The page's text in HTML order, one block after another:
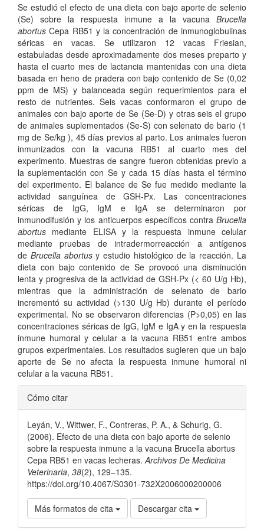
Se estudió el efecto de una dieta con bajo aporte de selenio
(Se) sobre la respuesta inmune a la vacuna Brucella
abortus Cepa RB51 y la concentración de inmunoglobulinas
séricas en vacas. Se utilizaron 12 vacas Friesian,
estabuladas desde aproximadamente dos meses preparto y
hasta el cuarto mes de lactancia mantenidas con una dieta
basada en heno de pradera con bajo contenido de Se (0,02
ppm de MS) y balanceada según requerimientos para el
resto de nutrientes. Seis vacas conformaron el grupo de
animales con bajo aporte de Se (Se-D) y otras seis el grupo
de animales suplementados (Se-S) con selenato de bario (1
mg de Se/kg ), 45 días previos al parto. Los animales fueron
inmunizados con la vacuna RB51 al cuarto mes del
experimento. Muestras de sangre fueron obtenidas previo a
la suplementación con Se y cada 15 días hasta el término
del experimento. El balance de Se fue medido mediante la
actividad sanguínea de GSH-Px. Las concentraciones
séricas de IgG, IgM e IgA se determinaron por
inmunodifusión y los anticuerpos específicos contra Brucella
abortus mediante ELISA y la respuesta inmune celular
mediante pruebas de intradermorreacción a antígenos
de Brucella abortusy estudio histológico de la reacción. La
dieta con bajo contenido de Se provocó una disminución
lenta y progresiva de la actividad de GSH-Px (< 60 U/g Hb),
mientras que la administración de selenato de bario
incrementó su actividad (>130 U/g Hb) durante el período
experimental. No se observaron diferencias (P>0,05) en las
concentraciones séricas de IgG, IgM e IgA y en la respuesta
inmune humoral y celular a la vacuna RB51 entre ambos
grupos experimentales. Los resultados sugieren que un bajo
aporte de Se no afecta la respuesta inmune humoral ni
celular a la vacuna RB51.
Detalles
del
artículo
Cómo citar
Leyán, V., Wittwer, F., Contreras, P. A., & Schurig, G.
(2006). Efecto de una dieta con bajo aporte de selenio
sobre la respuesta inmune a la vacuna Brucella abortus
Cepa RB51 en vacas lecheras. Archivos De Medicina
Veterinaria, 38(2), 129–135.
https://doi.org/10.4067/S0301-732X2006000200006
Más formatos de cita Descargar cita